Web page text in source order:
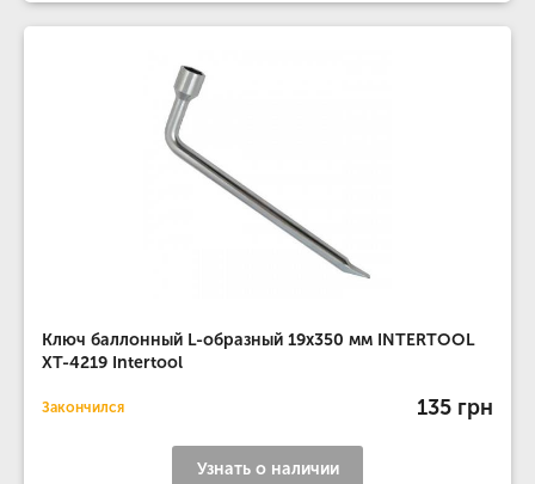
Ключ баллонный L-образный 19x350 мм INTERTOOL
XT-4219 Intertool
Закончился 135 грн
Узнать о наличии